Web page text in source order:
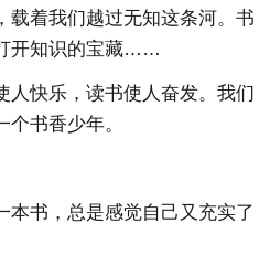
载着我们越过无知这条河。书
开知识的宝藏……
人快乐，读书使人奋发。我们
书香少年。
本书，总是感觉自己又充实了